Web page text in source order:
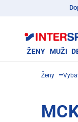
ŽENY MUŽI
Ženy